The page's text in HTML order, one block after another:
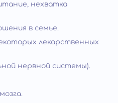
нехватка
в семье.
лекарственных
нервной системы).